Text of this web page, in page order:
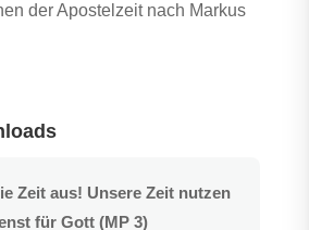
der Apostelzeit nach Markus
Zeit aus! Unsere Zeit nutzen
für Gott (MP 3)